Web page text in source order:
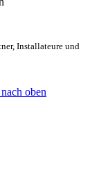
Installateure und
oben